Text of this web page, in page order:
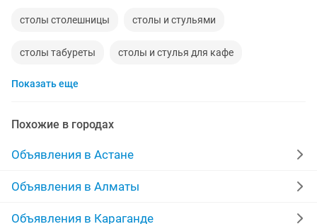
столы столешницы столы и стульями
столы табуреты столы и стулья для кафе
столы рабочие
Показать еще
Похожие в городах
Объявления в Астане
Объявления в Алматы
Объявления в Караганде